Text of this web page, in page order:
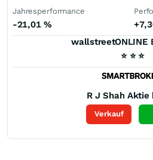
Jahresperformance
-21,01 %
wallstreetONLINE
⭐ ⭐ ⭐
R J Shah Aktie
Verkauf